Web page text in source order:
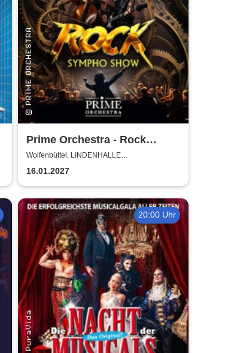
Prime Orchestra - Rock
Sympho Show
Wolfenbüttel, LINDENHALLE
16.01.2027
20:00 Uhr